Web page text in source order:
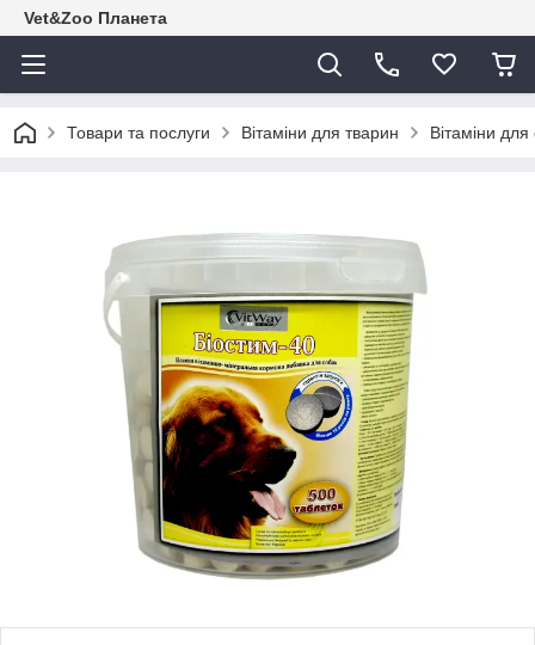
Vet&Zoo Планета
Товари та послуги Вітаміни для тварин Вітаміни для